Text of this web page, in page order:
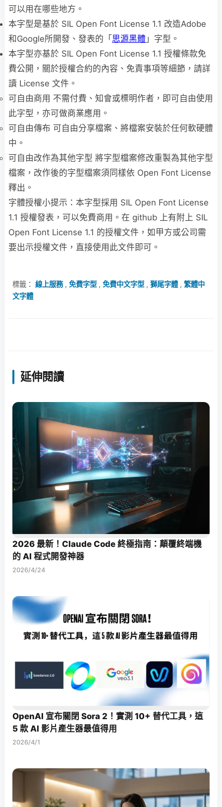
可以用在哪些地方。
本字型是基於 SIL Open Font License 1.1 改造Adobe
和Google所開發、發表的「 思源黑體 」字型。
本字型亦基於 SIL Open Font License 1.1 授權條款免
費公開，關於授權合約的內容、免責事項等細節，請詳
讀 License 文件。
可自由商用 不需付費、知會或標明作者，即可自由使用
此字型，亦可做商業應用。
可自由傳布 可自由分享檔案、將檔案安裝於任何軟硬體
中。
可自由改作為其他字型 將字型檔案修改重製為其他字型
檔案，改作後的字型檔案須同樣依 Open Font License
釋出。
字體授權小提示：本字型採用 SIL Open Font License
1.1 授權發表，可以免費商用。在 github 上有附上 SIL
Open Font License 1.1 的授權文件，如甲方或公司需
要出示授權文件，直接使用此文件即可。
標籤： 線上服務, 免費字型 , 免費中文字型 , 獅尾字體, 繁體中
文字體
延伸閱讀
2026 最新！Claude Code 終極指南：顛覆終端機
的 AI 程式開發神器
2026/4/24
OpenAI 宣布關閉 Sora 2！實測 10+ 替代工具，這
5 款 AI 影片產生器最值得用
2026/4/1